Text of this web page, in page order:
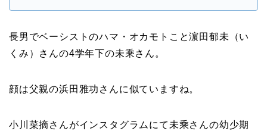
長男でベーシストのハマ・オカモトこと濵田郁未（い
くみ）さんの4学年下の未乘さん。
顔は父親の浜田雅功さんに似ていますね。
小川菜摘さんがインスタグラムにて未乘さんの幼少期